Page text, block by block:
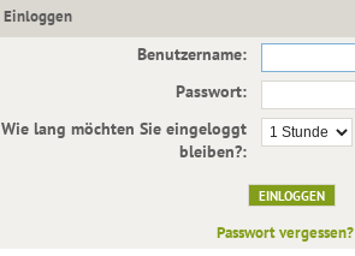
Einloggen
Benutzername:
Passwort:
Wie lang möchten Sie eingeloggt
bleiben?:
Passwort vergessen?